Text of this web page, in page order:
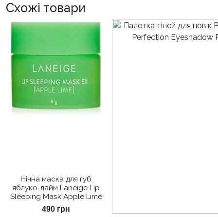
Схожі товари
Нічна маска для губ
яблуко-лайм Laneige Lip
Sleeping Mask Apple Lime
490 грн